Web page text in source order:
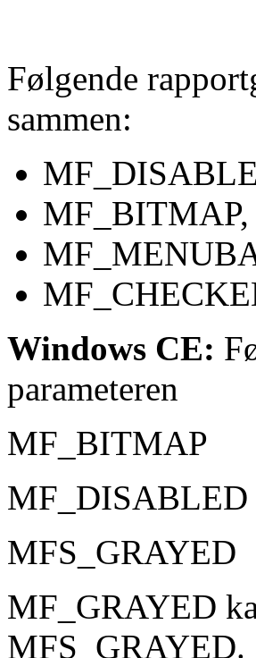
Følgende
sammen:
Windows CE:
parameteren
MF_BITMAP
MF_DISABLED
MFS_GRAYED
MF_GRAYED
MFS_GRAYED.